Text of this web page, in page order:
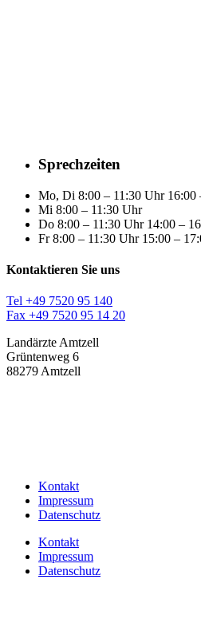
Sprechzeiten
Mo, Di 8:00 – 11:30 Uhr 16:00
Mi 8:00 – 11:30 Uhr
Do 8:00 – 11:30 Uhr 14:00 –
Fr 8:00 – 11:30 Uhr 15:00 –
Kontaktieren Sie uns
Tel +49 7520 95 140
Fax +49 7520 95 14 20
Landärzte Amtzell
Grüntenweg 6
88279 Amtzell
Kontakt
Impressum
Datenschutz
Kontakt
Impressum
Datenschutz